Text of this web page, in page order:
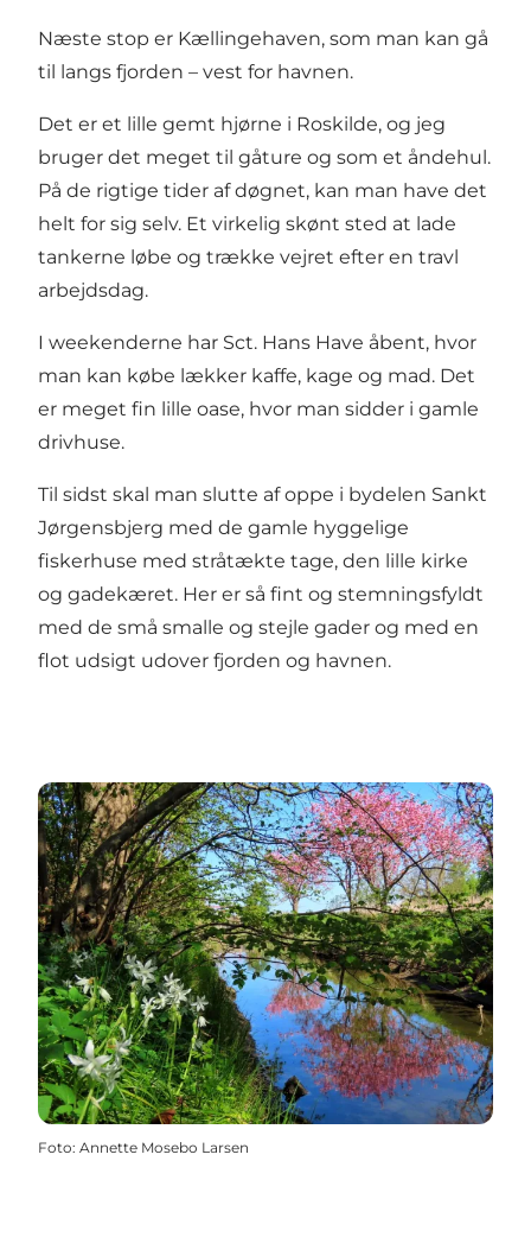
Næste stop er Kællingehaven, som man kan gå
til langs fjorden – vest for havnen.
Det er et lille gemt hjørne i Roskilde, og jeg
bruger det meget til gåture og som et åndehul.
På de rigtige tider af døgnet, kan man have det
helt for sig selv. Et virkelig skønt sted at lade
tankerne løbe og trække vejret efter en travl
arbejdsdag.
I weekenderne har Sct. Hans Have åbent, hvor
man kan købe lækker kaffe, kage og mad. Det
er meget fin lille oase, hvor man sidder i gamle
drivhuse.
Til sidst skal man slutte af oppe i bydelen Sankt
Jørgensbjerg med de gamle hyggelige
fiskerhuse med stråtækte tage, den lille kirke
og gadekæret. Her er så fint og stemningsfyldt
med de små smalle og stejle gader og med en
flot udsigt udover fjorden og havnen.
Foto: Annette Mosebo Larsen